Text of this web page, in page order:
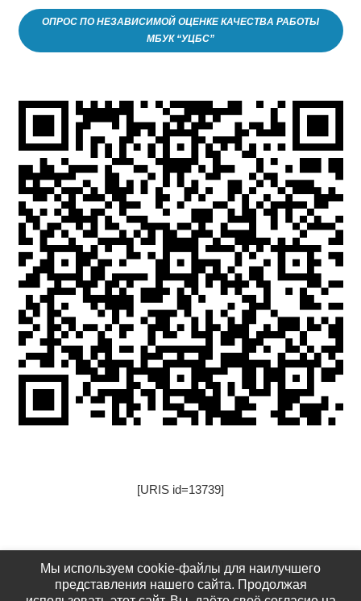
ОПРОС ПО НЕЗАВИСИМОЙ ОЦЕНКЕ КАЧЕСТВА РАБОТЫ
МБУК “УЦБС”
[URIS id=13739]
[URIS id=17522]
Мы используем cookie-файлы для наилучшего
представления нашего сайта. Продолжая